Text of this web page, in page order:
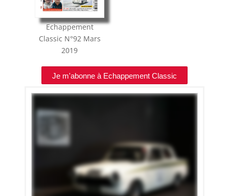
Echappement
Classic N°92 Mars
2019
Je m'abonne à Echappement Classic